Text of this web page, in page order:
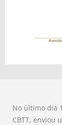
No último dia
CBTT, enviou